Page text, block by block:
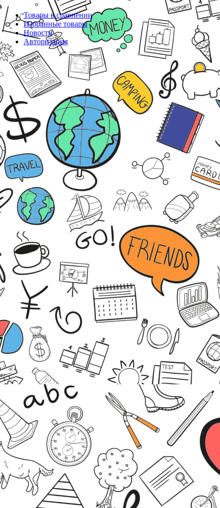
Товары в сравнении
Избранные товары
Новости
Авторизация